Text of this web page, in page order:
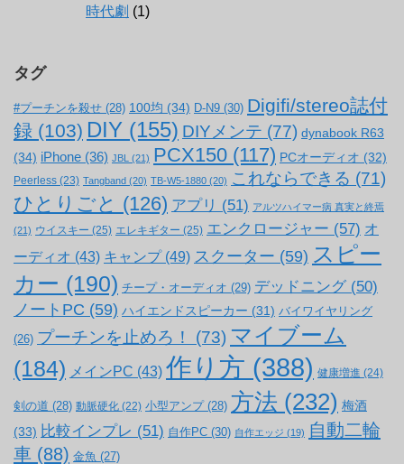
時代劇 (1)
タグ
#プーチンを殺せ (28) 100均 (34) D-N9 (30) Digifi/stereo誌付
録 (103) DIY (155) DIYメンテ (77) dynabook R63
(34) iPhone (36) JBL (21) PCX150 (117) PCオーディオ (32)
Peerless (23) Tangband (20) TB-W5-1880 (20) これならできる (71)
ひとりごと (126) アプリ (51) アルツハイマー病 真実と終焉
(21) ウイスキー (25) エレキギター (25) エンクロージャー (57) オ
ーディオ (43) キャンプ(49) スクーター (59) スピー
カー (190) チープ・オーディオ (29) デッドニング (50)
ノートPC (59) ハイエンドスピーカー (31) バイワイヤリング
(26) プーチンを止めろ！ (73) マイブーム
(184) メインPC (43) 作り方 (388) 健康増進 (24)
剣の道 (28) 動脈硬化 (22) 小型アンプ(28) 方法 (232) 梅酒
(33) 比較インプレ (51) 自作PC (30) 自作エッジ (19) 自動二輪
車 (88) 金魚 (27)